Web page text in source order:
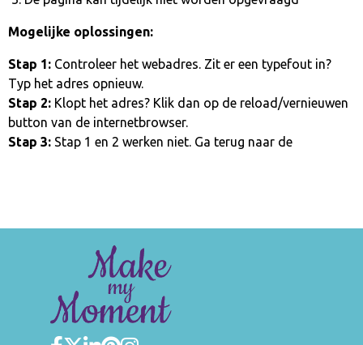
Mogelijke oplossingen:
Stap 1: Controleer het webadres. Zit er een typefout in?
Typ het adres opnieuw.
Stap 2: Klopt het adres? Klik dan op de reload/vernieuwen
button van de internetbrowser.
Stap 3: Stap 1 en 2 werken niet. Ga terug naar de